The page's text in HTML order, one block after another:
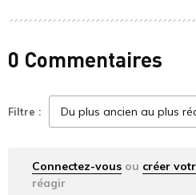
0 Commentaires
Filtre :
Connectez-vous ou créer
réagir